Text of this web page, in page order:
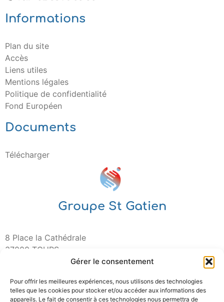
Gérer le consentement
Pour offrir les meilleures expériences, nous utilisons des technologies
telles que les cookies pour stocker et/ou accéder aux informations des
appareils. Le fait de consentir à ces technologies nous permettra de
Informations
Plan du site
Accès
Liens utiles
Mentions légales
Politique de confidentialité
Fond Européen
Documents
Télécharger
Groupe St Gatien
8 Place la Cathédrale
37000 TOURS